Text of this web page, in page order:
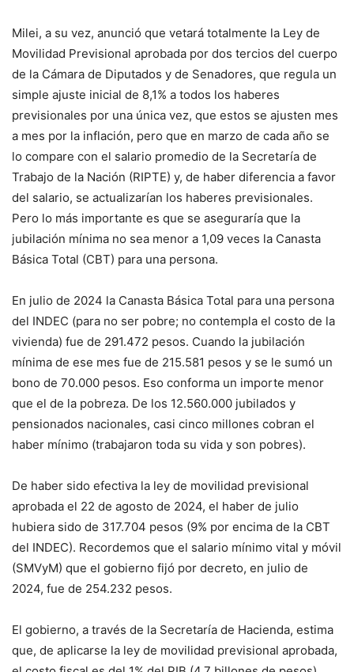
Milei, a su vez, anunció que vetará totalmente la Ley de
Movilidad Previsional aprobada por dos tercios del cuerpo
de la Cámara de Diputados y de Senadores, que regula un
simple ajuste inicial de 8,1% a todos los haberes
previsionales por una única vez, que estos se ajusten mes
a mes por la inflación, pero que en marzo de cada año se
lo compare con el salario promedio de la Secretaría de
Trabajo de la Nación (RIPTE) y, de haber diferencia a favor
del salario, se actualizarían los haberes previsionales.
Pero lo más importante es que se aseguraría que la
jubilación mínima no sea menor a 1,09 veces la Canasta
Básica Total (CBT) para una persona.
En julio de 2024 la Canasta Básica Total para una persona
del INDEC (para no ser pobre; no contempla el costo de la
vivienda) fue de 291.472 pesos. Cuando la jubilación
mínima de ese mes fue de 215.581 pesos y se le sumó un
bono de 70.000 pesos. Eso conforma un importe menor
que el de la pobreza. De los 12.560.000 jubilados y
pensionados nacionales, casi cinco millones cobran el
haber mínimo (trabajaron toda su vida y son pobres).
De haber sido efectiva la ley de movilidad previsional
aprobada el 22 de agosto de 2024, el haber de julio
hubiera sido de 317.704 pesos (9% por encima de la CBT
del INDEC). Recordemos que el salario mínimo vital y móvil
(SMVyM) que el gobierno fijó por decreto, en julio de
2024, fue de 254.232 pesos.
El gobierno, a través de la Secretaría de Hacienda, estima
que, de aplicarse la ley de movilidad previsional aprobada,